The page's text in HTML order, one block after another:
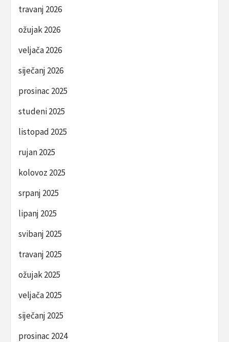
travanj 2026
ožujak 2026
veljača 2026
siječanj 2026
prosinac 2025
studeni 2025
listopad 2025
rujan 2025
kolovoz 2025
srpanj 2025
lipanj 2025
svibanj 2025
travanj 2025
ožujak 2025
veljača 2025
siječanj 2025
prosinac 2024